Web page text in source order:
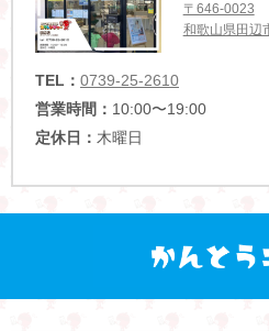
〒646-0023
和歌山県田辺
TEL： 0739-25-2610
営業時間： 10:00〜19:00
定休日： 木曜日